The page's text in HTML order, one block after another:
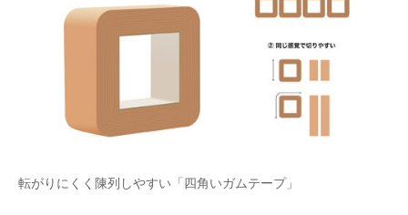
ビジネスと働き方のヒント
企業ITのトレンドを詳説
経営リーダーのコミュニティ
マーケ×ITの今がよく分かる
転がりにくく陳列しやすい「四角いガムテープ」